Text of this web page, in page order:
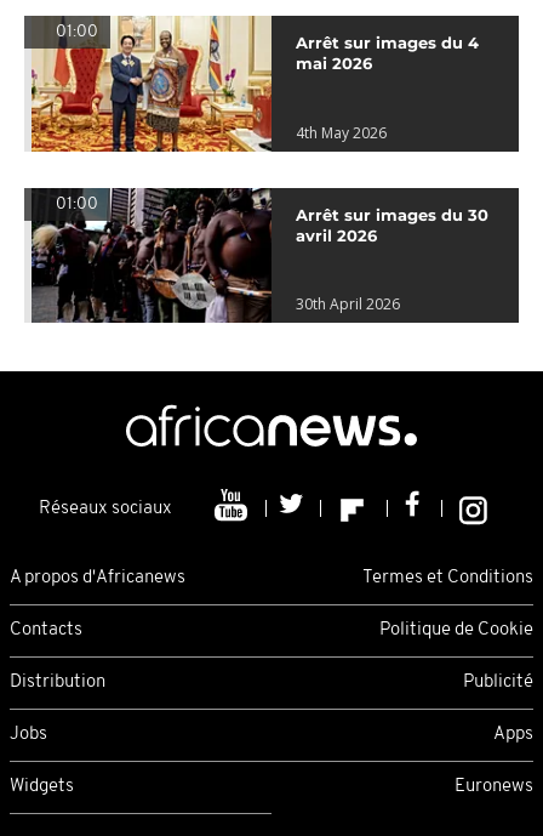
01:00
Arrêt sur images du 4
mai 2026
4th May 2026
01:00
Arrêt sur images du 30
avril 2026
30th April 2026
Réseaux sociaux
A propos d'Africanews Termes et Conditions
Contacts Politique de Cookie
Distribution Publicité
Jobs Apps
Widgets Euronews